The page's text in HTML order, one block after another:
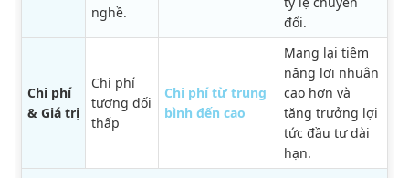
nghề.
đổi.
Chi phí
& Giá trị
Chi phí
tương đối
thấp
Chi phí từ trung
bình đến cao
Mang lại tiềm
năng lợi nhuận
cao hơn và
tăng trưởng lợi
tức đầu tư dài
hạn.